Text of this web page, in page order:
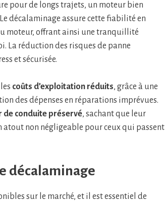
pour de longs trajets, un moteur bien
décalaminage assure cette fiabilité en
moteur, offrant ainsi une tranquillité
La réduction des risques de panne
et sécurisée.
coûts d’exploitation réduits, grâce à une
des dépenses en réparations imprévues.
de conduite préservé, sachant que leur
atout non négligeable pour ceux qui passent
décalaminage
sur le marché, et il est essentiel de